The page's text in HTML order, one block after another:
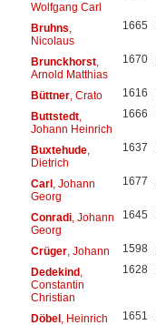
Wolfgang Carl
Bruhns
Nicolaus
1665
Brunckhorst,
Arnold Matthias
1670
Büttner, Crato 1616
Buttstedt,
Johann Heinrich
1666
Buxtehude,
Dietrich
1637
Carl, Johann
Georg
1677
Conradi, Johann
Georg
1645
Crüger, Johann 1598
Dedekind,
Constantin
Christian
1628
Döbel, Heinrich 1651